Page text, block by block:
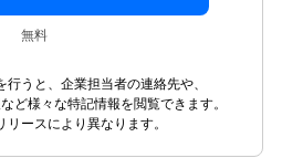
無料
行うと、企業担当者の連絡先や、
ど様々な特記情報を閲覧できます。
ースにより異なります。